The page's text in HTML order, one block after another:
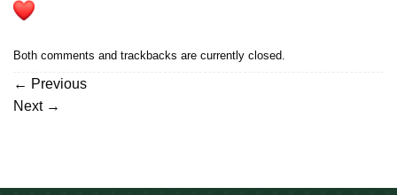
Both comments and trackbacks are currently closed.
← Previous
Next →